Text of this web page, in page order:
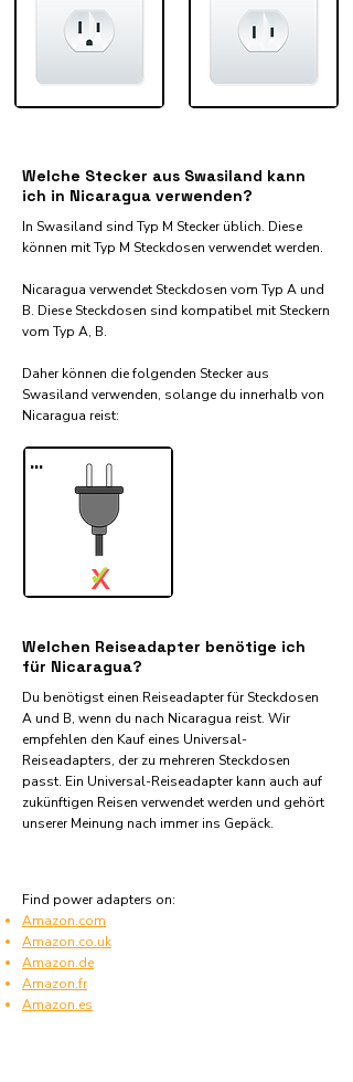
Welche Stecker aus Swasiland kann
ich in Nicaragua verwenden?
In Swasiland sind Typ M Stecker üblich. Diese
können mit Typ M Steckdosen verwendet werden.
Nicaragua verwendet Steckdosen vom Typ A und
B. Diese Steckdosen sind kompatibel mit Steckern
vom Typ A, B.
Daher können die folgenden Stecker aus
Swasiland verwenden, solange du innerhalb von
Nicaragua reist:​
...
X
✓
Welchen Reiseadapter benötige ich
für Nicaragua?
Du benötigst einen Reiseadapter für Steckdosen
A und B, wenn du nach Nicaragua reist. Wir
empfehlen den Kauf eines Universal-
Reiseadapters, der zu mehreren Steckdosen
passt. Ein Universal-Reiseadapter kann auch auf
zukünftigen Reisen verwendet werden und gehört
unserer Meinung nach immer ins Gepäck.
Find power adapters on:
Amazon.com
Amazon.co.uk
Amazon.de
Amazon.fr
Amazon.es